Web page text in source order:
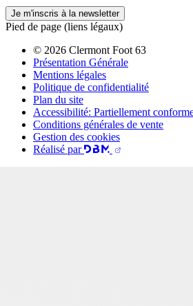
Je m'inscris à la newsletter
Pied de page (liens légaux)
© 2026 Clermont Foot 63
Présentation Générale
Mentions légales
Politique de confidentialité
Plan du site
Accessibilité: Partiellement
Conditions générales de vente
Gestion des cookies
Réalisé par